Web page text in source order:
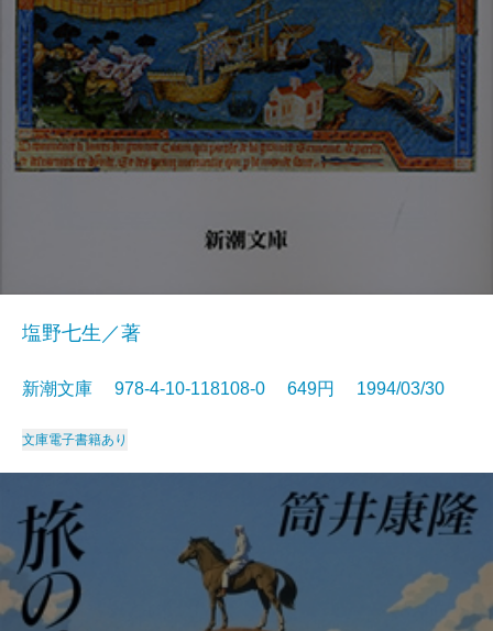
塩野七生／著
新潮文庫 978-4-10-118108-0 649円 1994/03/30
文庫電子書籍あり